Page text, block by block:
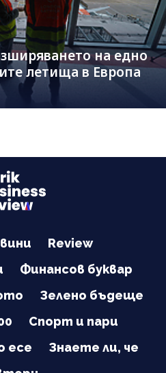
на едно
летища в Европа
Review
Финансов буквар
Зелено бъдеще
Спорт и пари
есе
Знаете ли, че